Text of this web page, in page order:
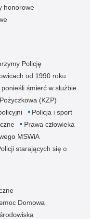
honorowe
Policję
od 1990 roku
śmierć w służbie
(KZP)
Policja i sport
Prawa człowieka
MSWiA
starających się o
Domowa